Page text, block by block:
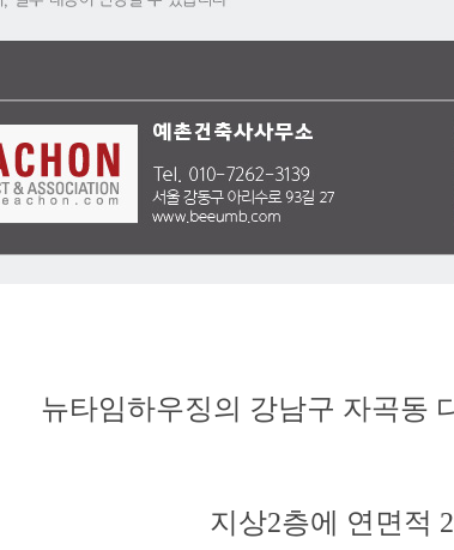
뉴타임하우징의 강남구 자곡동
지상2층에 연면적